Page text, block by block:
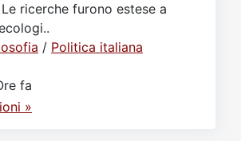
ricerche furono estese a
/ Politica italiana
fa
»